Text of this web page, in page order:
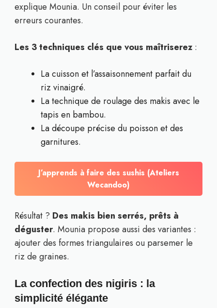
explique Mounia. Un conseil pour éviter les
erreurs courantes.
Les 3 techniques clés que vous maîtriserez :
La cuisson et l’assaisonnement parfait du
riz vinaigré.
La technique de roulage des makis avec le
tapis en bambou.
La découpe précise du poisson et des
garnitures.
J’apprends à faire des sushis (Ateliers
Wecandoo)
Résultat ? Des makis bien serrés, prêts à
déguster. Mounia propose aussi des variantes :
ajouter des formes triangulaires ou parsemer le
riz de graines.
La confection des nigiris : la
simplicité élégante